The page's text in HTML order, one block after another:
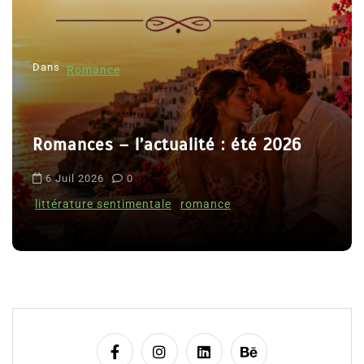
l
’
a
r
t
i
c
e
Dans Romance
Romances – l’actualité : été 2026
6 Juil 2026 0
littérature sentimentale romance